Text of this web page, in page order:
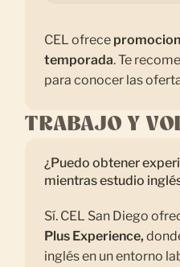
CEL ofrece
temporada. Te
para conocer las
TRABAJO Y
¿Puedo obtener
mientras estudio
Sí. CEL San Diego
Plus Experience,
inglés en un entorno